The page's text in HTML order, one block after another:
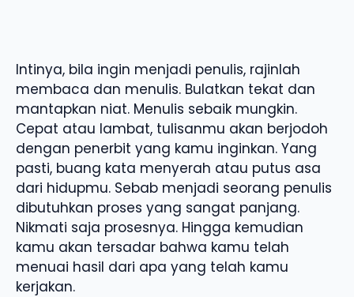
Intinya, bila ingin menjadi penulis, rajinlah
membaca dan menulis. Bulatkan tekat dan
mantapkan niat. Menulis sebaik mungkin.
Cepat atau lambat, tulisanmu akan berjodoh
dengan penerbit yang kamu inginkan. Yang
pasti, buang kata menyerah atau putus asa
dari hidupmu. Sebab menjadi seorang penulis
dibutuhkan proses yang sangat panjang.
Nikmati saja prosesnya. Hingga kemudian
kamu akan tersadar bahwa kamu telah
menuai hasil dari apa yang telah kamu
kerjakan.